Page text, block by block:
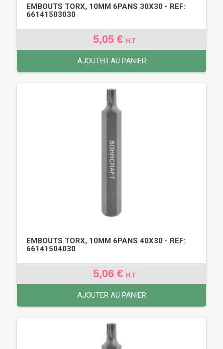
EMBOUTS TORX, 10MM 6PANS 30X30 - REF:
66141503030
5,05 € H.T
AJOUTER AU PANIER
EMBOUTS TORX, 10MM 6PANS 40X30 - REF:
66141504030
5,06 € H.T
AJOUTER AU PANIER